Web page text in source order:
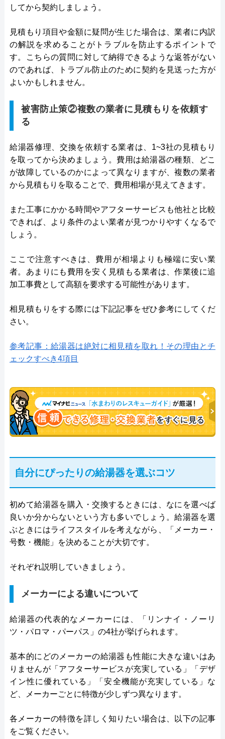
してから契約しましょう。
見積もり項目や金額に疑問が生じた場合は、業者に内訳
の解説を求めることがトラブルを防止するポイントで
す。こちらの質問に対して納得できるような返答がない
のであれば、トラブル防止のために契約を見送った方が
よいかもしれません。
被害防止策②複数の業者に見積もりを依頼す
る
給湯器修理、交換を依頼する業者は、1~3社の見積もり
を取ってから決めましょう。費用は給湯器の種類、どこ
が故障しているのかによって異なりますが、複数の業者
から見積もりを取ることで、費用相場が見えてきます。
また工事にかかる時間やアフターサービスも他社と比較
できれば、より条件のよい業者が見つかりやすくなるで
しょう。
ここで注意すべきは、費用が相場よりも極端に安い業
者。あまりにも費用を安く見積もる業者は、作業後に追
加工事費として高額を要求する可能性があります。
相見積もりをする際には下記記事をぜひ参考にしてくだ
さい。
参考記事：給湯器は絶対に相見積を取れ！その理由とチ
ェックすべき4項目
自分にぴったりの給湯器を選ぶコツ
初めて給湯器を購入・交換するときには、なにを選べば
良いか分からないという方も多いでしょう。給湯器を選
ぶときにはライフスタイルを考えながら、「メーカー・
号数・機能」を決めることが大切です。
それぞれ説明していきましょう。
メーカーによる違いについて
給湯器の代表的なメーカーには、「リンナイ・ノーリ
ツ・パロマ・パーパス」の4社が挙げられます。
基本的にどのメーカーの給湯器も性能に大きな違いはあ
りませんが「アフターサービスが充実している」「デザ
イン性に優れている」「安全機能が充実している」な
ど、メーカーごとに特徴が少しずつ異なります。
各メーカーの特徴を詳しく知りたい場合は、以下の記事
をご覧ください。